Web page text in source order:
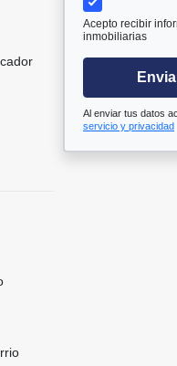
Acepto recibir
inmobiliarias
Al enviar tus datos
servicio y privacidad